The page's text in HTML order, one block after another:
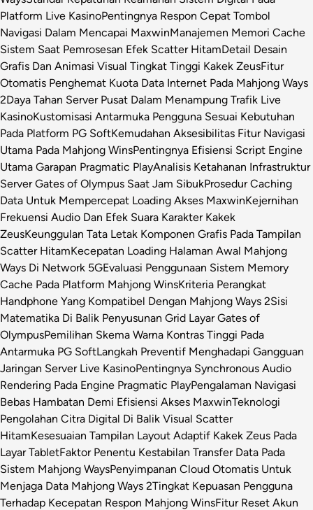
Platform Live KasinoPentingnya Respon Cepat Tombol
Navigasi Dalam Mencapai MaxwinManajemen Memori Cache
Sistem Saat Pemrosesan Efek Scatter HitamDetail Desain
Grafis Dan Animasi Visual Tingkat Tinggi Kakek ZeusFitur
Otomatis Penghemat Kuota Data Internet Pada Mahjong Ways
2Daya Tahan Server Pusat Dalam Menampung Trafik Live
KasinoKustomisasi Antarmuka Pengguna Sesuai Kebutuhan
Pada Platform PG SoftKemudahan Aksesibilitas Fitur Navigasi
Utama Pada Mahjong WinsPentingnya Efisiensi Script Engine
Utama Garapan Pragmatic PlayAnalisis Ketahanan Infrastruktur
Server Gates of Olympus Saat Jam SibukProsedur Caching
Data Untuk Mempercepat Loading Akses MaxwinKejernihan
Frekuensi Audio Dan Efek Suara Karakter Kakek
ZeusKeunggulan Tata Letak Komponen Grafis Pada Tampilan
Scatter HitamKecepatan Loading Halaman Awal Mahjong
Ways Di Network 5GEvaluasi Penggunaan Sistem Memory
Cache Pada Platform Mahjong WinsKriteria Perangkat
Handphone Yang Kompatibel Dengan Mahjong Ways 2Sisi
Matematika Di Balik Penyusunan Grid Layar Gates of
OlympusPemilihan Skema Warna Kontras Tinggi Pada
Antarmuka PG SoftLangkah Preventif Menghadapi Gangguan
Jaringan Server Live KasinoPentingnya Synchronous Audio
Rendering Pada Engine Pragmatic PlayPengalaman Navigasi
Bebas Hambatan Demi Efisiensi Akses MaxwinTeknologi
Pengolahan Citra Digital Di Balik Visual Scatter
HitamKesesuaian Tampilan Layout Adaptif Kakek Zeus Pada
Layar TabletFaktor Penentu Kestabilan Transfer Data Pada
Sistem Mahjong WaysPenyimpanan Cloud Otomatis Untuk
Menjaga Data Mahjong Ways 2Tingkat Kepuasan Pengguna
Terhadap Kecepatan Respon Mahjong WinsFitur Reset Akun